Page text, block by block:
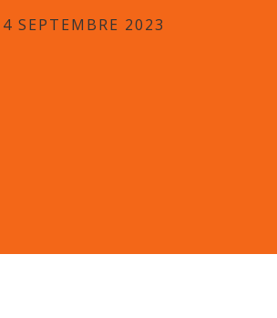
SEPTEMBRE 2023